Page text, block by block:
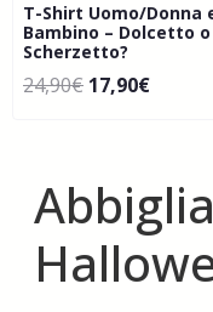
T-Shirt Uomo/Donna
Bambino – Dolcetto o
Scherzetto?
24,90€ 17,90€